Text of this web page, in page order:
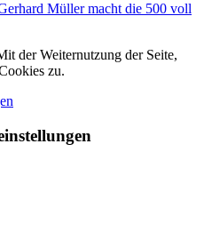
Müller macht die 500 voll
der Weiternutzung der Seite,
zu.